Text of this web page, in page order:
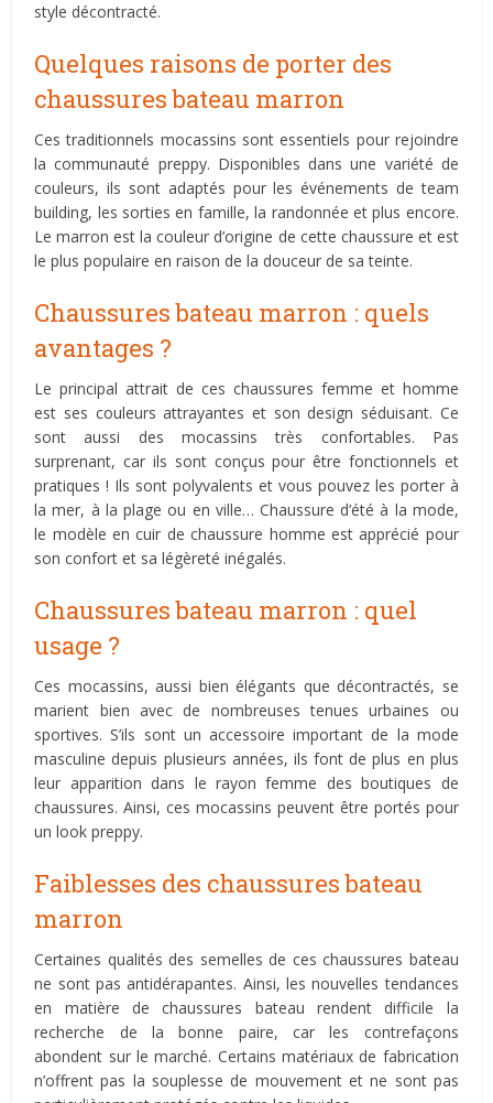
style décontracté.
Quelques raisons de porter des
chaussures bateau marron
Ces traditionnels mocassins sont essentiels pour rejoindre
la communauté preppy. Disponibles dans une variété de
couleurs, ils sont adaptés pour les événements de team
building, les sorties en famille, la randonnée et plus encore.
Le marron est la couleur d’origine de cette chaussure et est
le plus populaire en raison de la douceur de sa teinte.
Chaussures bateau marron : quels
avantages ?
Le principal attrait de ces chaussures femme et homme
est ses couleurs attrayantes et son design séduisant. Ce
sont aussi des mocassins très confortables. Pas
surprenant, car ils sont conçus pour être fonctionnels et
pratiques ! Ils sont polyvalents et vous pouvez les porter à
la mer, à la plage ou en ville… Chaussure d’été à la mode,
le modèle en cuir de chaussure homme est apprécié pour
son confort et sa légèreté inégalés.
Chaussures bateau marron : quel
usage ?
Ces mocassins, aussi bien élégants que décontractés, se
marient bien avec de nombreuses tenues urbaines ou
sportives. S’ils sont un accessoire important de la mode
masculine depuis plusieurs années, ils font de plus en plus
leur apparition dans le rayon femme des boutiques de
chaussures. Ainsi, ces mocassins peuvent être portés pour
un look preppy.
Faiblesses des chaussures bateau
marron
Certaines qualités des semelles de ces chaussures bateau
ne sont pas antidérapantes. Ainsi, les nouvelles tendances
en matière de chaussures bateau rendent difficile la
recherche de la bonne paire, car les contrefaçons
abondent sur le marché. Certains matériaux de fabrication
n’offrent pas la souplesse de mouvement et ne sont pas